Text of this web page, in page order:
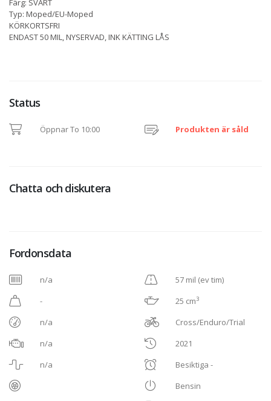
Färg: SVART
Typ: Moped/EU-Moped
KÖRKORTSFRI
ENDAST 50 MIL, NYSERVAD, INK KÄTTING LÅS
Status
Öppnar To 10:00 Produkten är såld
Chatta och diskutera
Fordonsdata
n/a
-
n/a
n/a
n/a
57 mil (ev tim)
25 cm3
Cross/Enduro/Trial
2021
Besiktiga -
Bensin